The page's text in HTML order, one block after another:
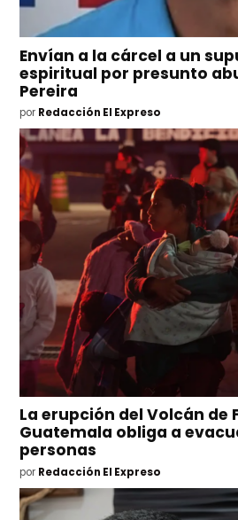
Envían a la cárcel a un
espiritual por presunto
Pereira
por Redacción El Expreso
La erupción del Volcán de
Guatemala obliga a
personas
por Redacción El Expreso